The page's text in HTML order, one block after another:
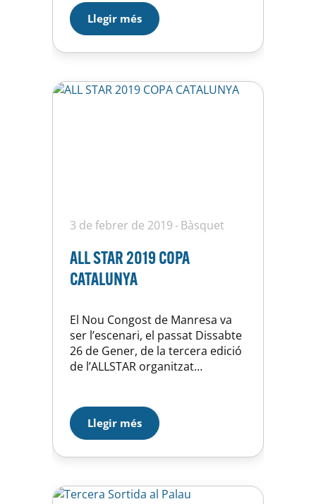
líder de la classificació, el Sedis, i
empatat a punts amb l’Alpicat. Es
tracta d’un partit important per
consolidar-nos…
Llegir més
3 de febrer de 2019 Bàsquet
ALL STAR 2019 COPA
CATALUNYA
El Nou Congost de Manresa va
ser l’escenari, el passat Dissabte
26 de Gener, de la tercera edició
de l’ALLSTAR organitzat
2019 va reunir més de 3.500
persones durant tot el cap de
setmana d’un esdeveniment que
es va televisar en directe per La
proximitat i…
Llegir més